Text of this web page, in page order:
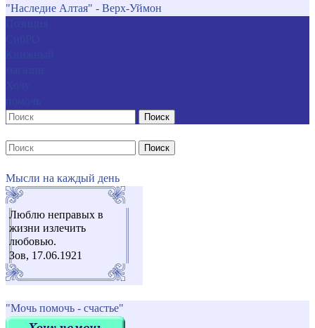
"Наследие Алтая" - Верх-Уймон
Поиск
Поиск
Мысли на каждый день
Люблю неправых в
жизни излечить
любовью.
Зов, 17.06.1921
"Мочь помочь - счастье"